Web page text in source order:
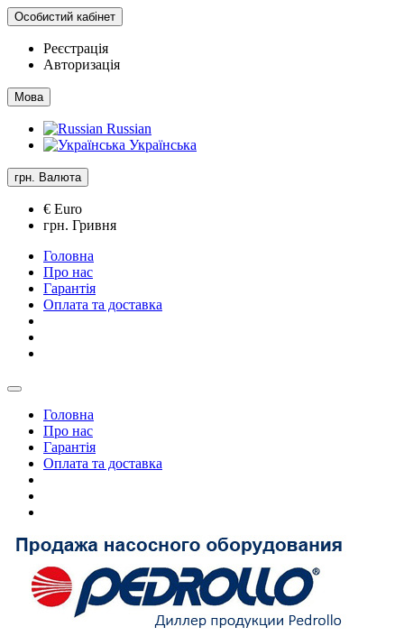
Особистий кабінет
Реєстрація
Авторизація
Мова
Russian
Українська
грн. Валюта
€ Euro
грн. Гривня
Головна
Про нас
Гарантія
Оплата та доставка
Головна
Про нас
Гарантія
Оплата та доставка